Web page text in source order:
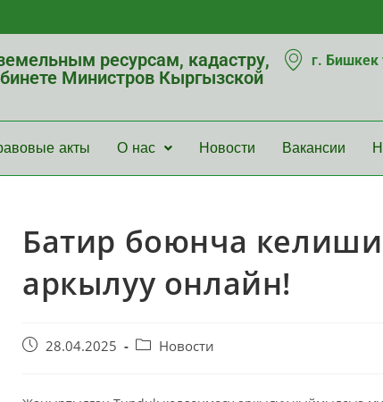
ресурсам, кадастру,
Министров Кыргызской
г. Бишкек
акты О нас Новости Вакансии
Батир боюнча
аркылуу онлайн!
28.04.2025 Новости